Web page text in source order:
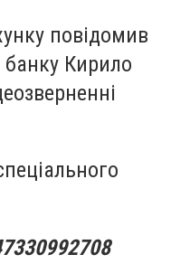
повідомив
банку Кирило